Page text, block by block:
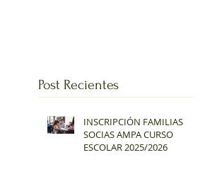
Post Recientes
INSCRIPCIÓN FAMILIAS
SOCIAS AMPA CURSO
ESCOLAR 2025/2026